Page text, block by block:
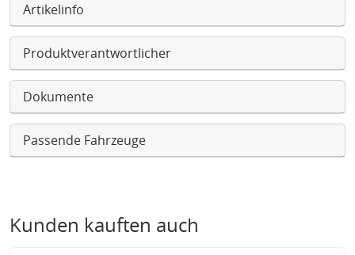
Artikelinfo
Produktverantwortlicher
Dokumente
Passende Fahrzeuge
Kunden kauften auch